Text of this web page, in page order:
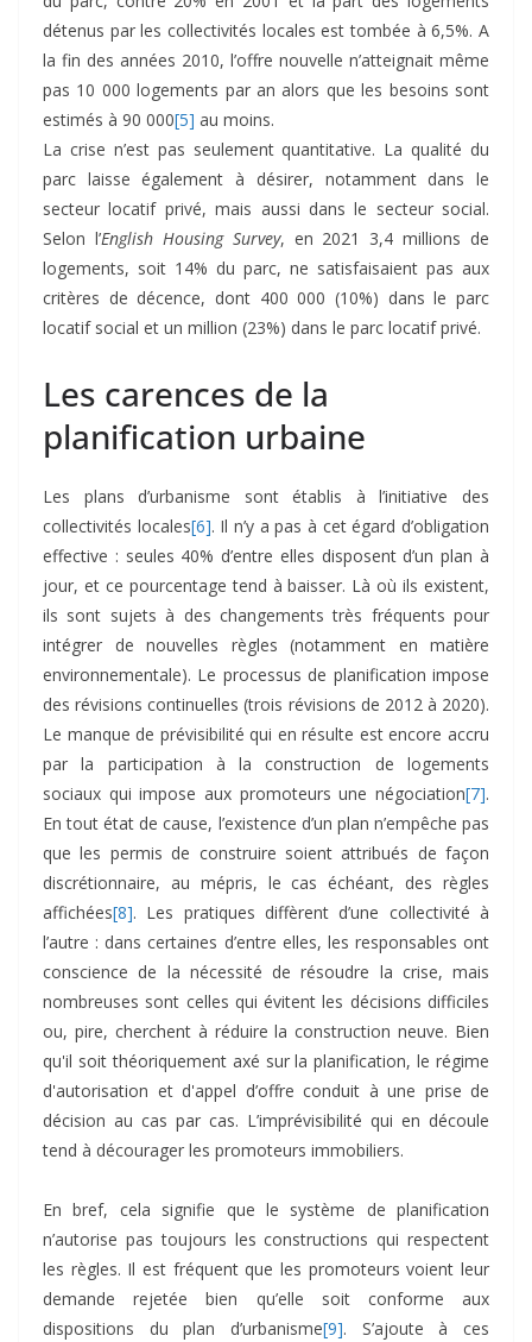
détenus par les collectivités locales est tombée à 6,5%. A
la fin des années 2010, l’offre nouvelle n’atteignait même
pas 10 000 logements par an alors que les besoins sont
estimés à 90 000[5] au moins.
La crise n’est pas seulement quantitative. La qualité du
parc laisse également à désirer, notamment dans le
secteur locatif privé, mais aussi dans le secteur social.
Selon l’English Housing Survey, en 2021 3,4 millions de
logements, soit 14% du parc, ne satisfaisaient pas aux
critères de décence, dont 400 000 (10%) dans le parc
locatif social et un million (23%) dans le parc locatif privé.
Les carences de la
planification urbaine
Les plans d’urbanisme sont établis à l’initiative des
collectivités locales[6]. Il n’y a pas à cet égard d’obligation
effective : seules 40% d’entre elles disposent d’un plan à
jour, et ce pourcentage tend à baisser. Là où ils existent,
ils sont sujets à des changements très fréquents pour
intégrer de nouvelles règles (notamment en matière
environnementale). Le processus de planification impose
des révisions continuelles (trois révisions de 2012 à 2020).
Le manque de prévisibilité qui en résulte est encore accru
par la participation à la construction de logements
sociaux qui impose aux promoteurs une négociation[7].
En tout état de cause, l’existence d’un plan n’empêche pas
que les permis de construire soient attribués de façon
discrétionnaire, au mépris, le cas échéant, des règles
affichées[8]. Les pratiques diffèrent d’une collectivité à
l’autre : dans certaines d’entre elles, les responsables ont
conscience de la nécessité de résoudre la crise, mais
nombreuses sont celles qui évitent les décisions difficiles
ou, pire, cherchent à réduire la construction neuve. Bien
qu'il soit théoriquement axé sur la planification, le régime
d'autorisation et d'appel d’offre conduit à une prise de
décision au cas par cas. L’imprévisibilité qui en découle
tend à décourager les promoteurs immobiliers.
En bref, cela signifie que le système de planification
n’autorise pas toujours les constructions qui respectent
les règles. Il est fréquent que les promoteurs voient leur
demande rejetée bien qu’elle soit conforme aux
dispositions du plan d’urbanisme[9]. S’ajoute à ces